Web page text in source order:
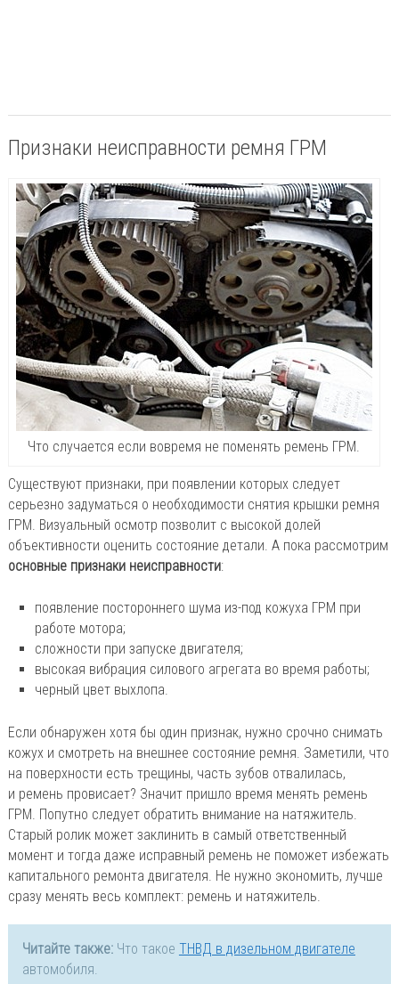
Признаки неисправности ремня ГРМ
Что случается если вовремя не поменять ремень ГРМ.
Существуют признаки, при появлении которых следует
серьезно задуматься о необходимости снятия крышки ремня
ГРМ. Визуальный осмотр позволит с высокой долей
объективности оценить состояние детали. А пока рассмотрим
основные признаки неисправности:
появление постороннего шума из-под кожуха ГРМ при
работе мотора;
сложности при запуске двигателя;
высокая вибрация силового агрегата во время работы;
черный цвет выхлопа.
Если обнаружен хотя бы один признак, нужно срочно снимать
кожух и смотреть на внешнее состояние ремня. Заметили, что
на поверхности есть трещины, часть зубов отвалилась,
и ремень провисает? Значит пришло время менять ремень
ГРМ. Попутно следует обратить внимание на натяжитель.
Старый ролик может заклинить в самый ответственный
момент и тогда даже исправный ремень не поможет избежать
капитального ремонта двигателя. Не нужно экономить, лучше
сразу менять весь комплект: ремень и натяжитель.
Читайте также:Что такое ТНВД в дизельном двигателе
автомобиля.